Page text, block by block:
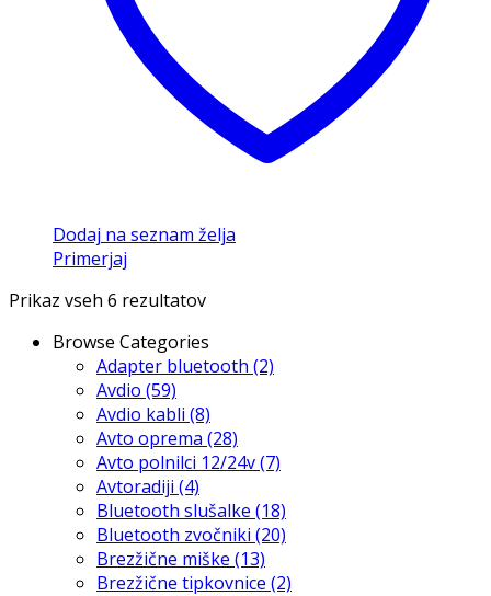
Dodaj na seznam želja
Primerjaj
Prikaz vseh 6 rezultatov
Browse Categories
Adapter bluetooth (2)
Avdio (59)
Avdio kabli (8)
Avto oprema (28)
Avto polnilci 12/24v(7)
Avtoradiji (4)
Bluetooth slušalke (18)
Bluetooth zvočniki (20)
Brezžične miške (13)
Brezžične tipkovnice (2)